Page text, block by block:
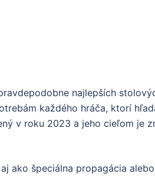
najlepších
každého hráča, ktorí
v roku 2023 a jeho cieľom je
ako špeciálna propagácia